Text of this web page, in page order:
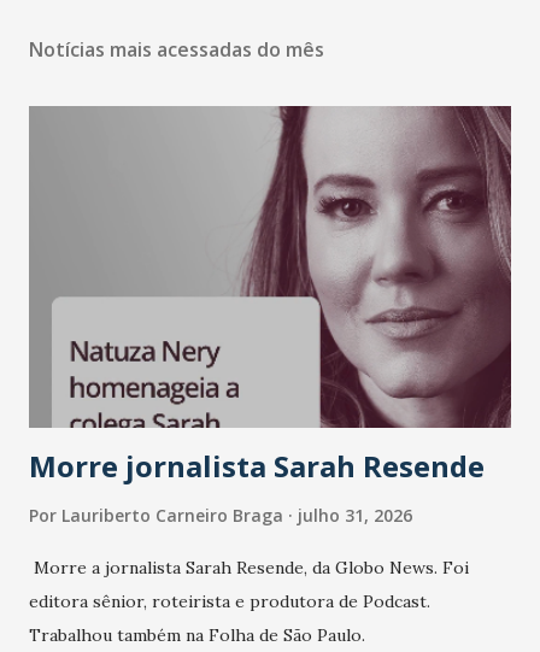
Notícias mais acessadas do mês
Morre jornalista Sarah Resende
Por Lauriberto Carneiro Braga julho 31, 2026
Morre a jornalista Sarah Resende, da Globo News. Foi
editora sênior, roteirista e produtora de Podcast.
Trabalhou também na Folha de São Paulo.